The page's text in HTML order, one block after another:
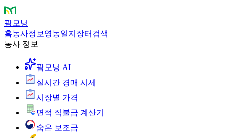
팜모닝
홈농사정보 영농일지 장터 검색
농사 정보
팜모닝 AI
실시간 경매 시세
시장별 가격
면적 직불금 계산기
숨은 보조금